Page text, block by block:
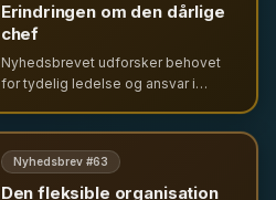
Erindringen om den dårlige
chef
Nyhedsbrevet udforsker behovet
for tydelig ledelse og ansvar i
vi savner ledelse trods frygten for
autoritet.
Nyhedsbrev #63
Den fleksible organisation